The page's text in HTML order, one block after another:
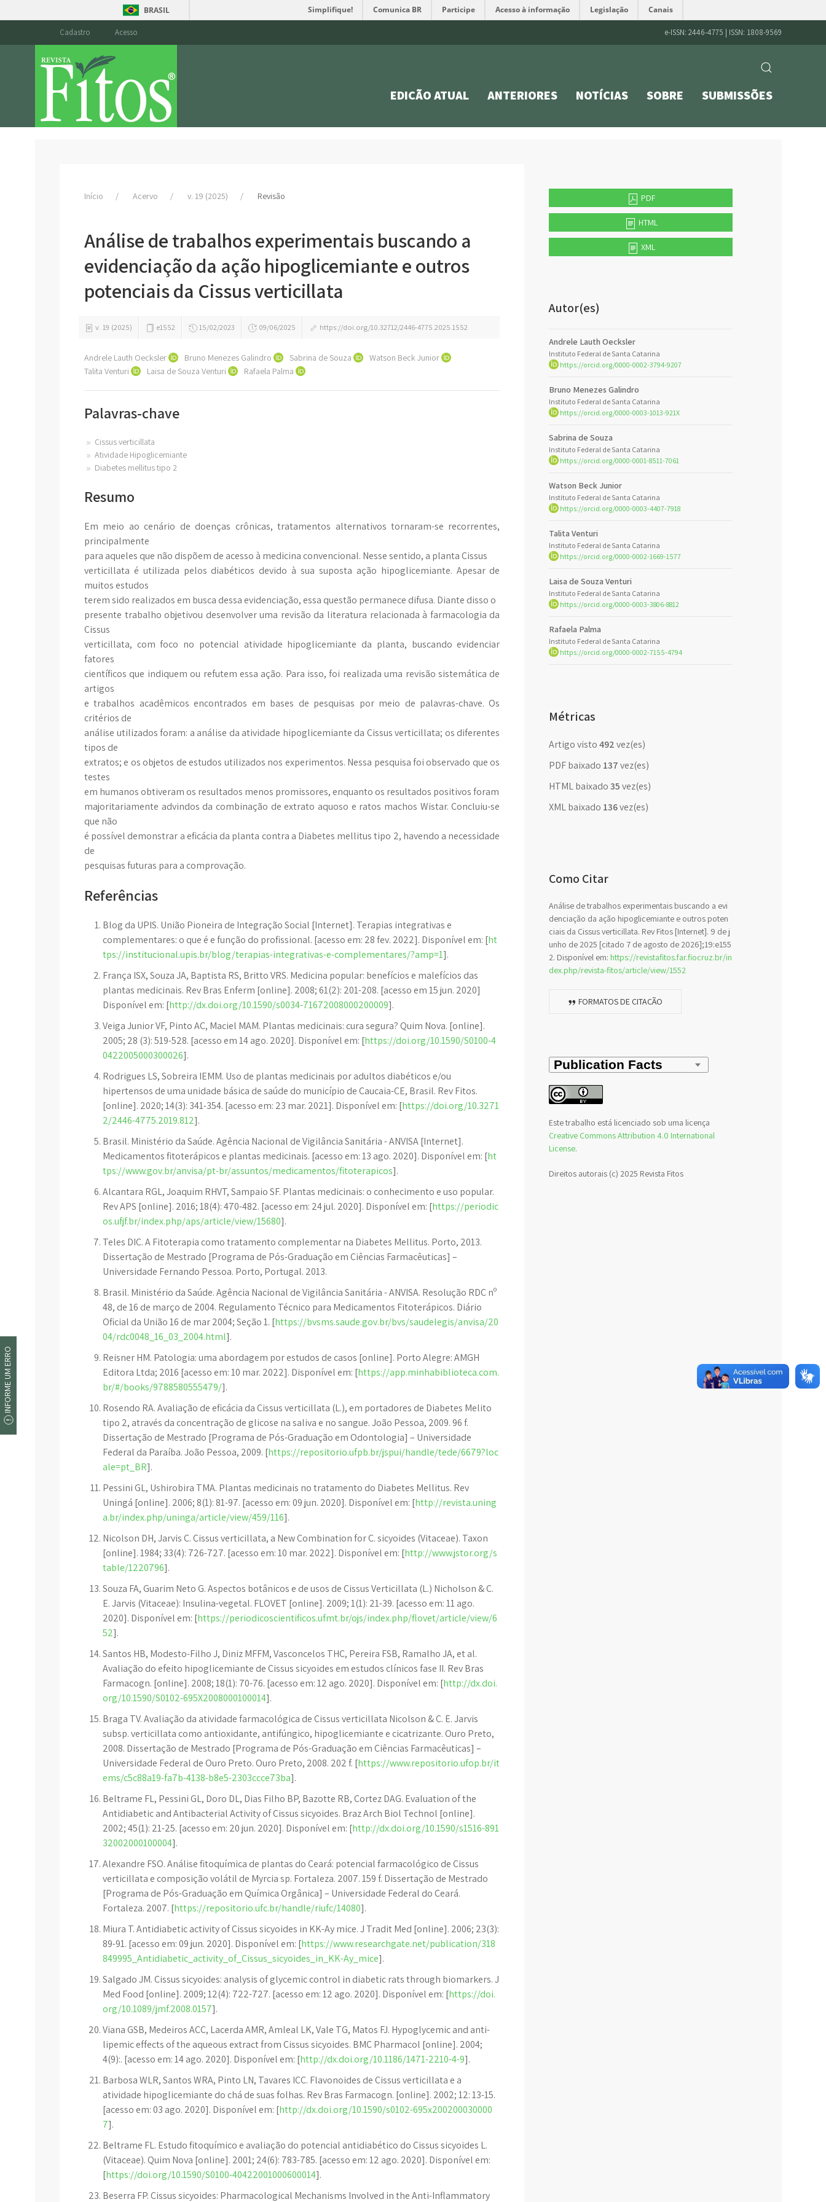
BRASIL Simplifique! Comunica BR Participe Acesso à informação Legislação Canais
Cadastro Acesso e-ISSN: 2446-4775 | ISSN: 1808-9569
EDIÇÃO ATUAL ANTERIORES NOTÍCIAS SOBRE SUBMISSÕES
Início Acervo v. 19 (2025) Revisão
Análise de trabalhos experimentais buscando a
evidenciação da ação hipoglicemiante e outros
potenciais da Cissus verticillata
v. 19 (2025) e1552 15/02/2023 09/06/2025 https://doi.org/10.32712/2446-4775.2025.1552
Andrele Lauth Oecksler Bruno Menezes Galindro Sabrina de Souza
Watson Beck Junior
Talita Venturi
Laisa de Souza Venturi Rafaela Palma
Palavras-chave
Cissus verticillata
Atividade Hipoglicemiante
Diabetes mellitus tipo 2
Resumo
Em meio ao cenário de doenças crônicas, tratamentos alternativos tornaram-se recorrentes,
principalmente
para aqueles que não dispõem de acesso à medicina convencional. Nesse sentido, a planta Cissus
verticillata é utilizada pelos diabéticos devido à sua suposta ação hipoglicemiante. Apesar de
muitos estudos
terem sido realizados em busca dessa evidenciação, essa questão permanece difusa. Diante disso o
presente trabalho objetivou desenvolver uma revisão da literatura relacionada à farmacologia da
Cissus
verticillata, com foco no potencial atividade hipoglicemiante da planta, buscando evidenciar
fatores
científicos que indiquem ou refutem essa ação. Para isso, foi realizada uma revisão sistemática de
artigos
e trabalhos acadêmicos encontrados em bases de pesquisas por meio de palavras-chave. Os
critérios de
análise utilizados foram: a análise da atividade hipoglicemiante da Cissus verticillata; os diferentes
tipos de
extratos; e os objetos de estudos utilizados nos experimentos. Nessa pesquisa foi observado que os
testes
em humanos obtiveram os resultados menos promissores, enquanto os resultados positivos foram
majoritariamente advindos da combinação de extrato aquoso e ratos machos Wistar. Concluiu-se
que não
é possível demonstrar a eficácia da planta contra a Diabetes mellitus tipo 2, havendo a necessidade
de
pesquisas futuras para a comprovação.
Referências
Blog da UPIS. União Pioneira de Integração Social [Internet]. Terapias integrativas e
complementares: o que é e função do profissional. [acesso em: 28 fev. 2022]. Disponível em: [ht
tps://institucional.upis.br/blog/terapias-integrativas-e-complementares/?amp=1].
França ISX, Souza JA, Baptista RS, Britto VRS. Medicina popular: benefícios e malefícios das
plantas medicinais. Rev Bras Enferm [online]. 2008; 61(2): 201-208. [acesso em 15 jun. 2020]
Disponível em: [http://dx.doi.org/10.1590/s0034-71672008000200009].
Veiga Junior VF, Pinto AC, Maciel MAM. Plantas medicinais: cura segura? Quim Nova. [online].
2005; 28 (3): 519-528. [acesso em 14 ago. 2020]. Disponível em: [https://doi.org/10.1590/S0100-4
0422005000300026].
Rodrigues LS, Sobreira IEMM. Uso de plantas medicinais por adultos diabéticos e/ou
hipertensos de uma unidade básica de saúde do município de Caucaia-CE, Brasil. Rev Fitos.
[online]. 2020; 14(3): 341-354. [acesso em: 23 mar. 2021]. Disponível em: [https://doi.org/10.3271
2/2446-4775.2019.812].
Brasil. Ministério da Saúde. Agência Nacional de Vigilância Sanitária - ANVISA [Internet].
Medicamentos fitoterápicos e plantas medicinais. [acesso em: 13 ago. 2020]. Disponível em: [ht
tps://www.gov.br/anvisa/pt-br/assuntos/medicamentos/fitoterapicos].
Alcantara RGL, Joaquim RHVT, Sampaio SF. Plantas medicinais: o conhecimento e uso popular.
Rev APS [online]. 2016; 18(4): 470-482. [acesso em: 24 jul. 2020]. Disponível em: [https://periodic
os.ufjf.br/index.php/aps/article/view/15680].
Teles DIC. A Fitoterapia como tratamento complementar na Diabetes Mellitus. Porto, 2013.
Dissertação de Mestrado [Programa de Pós-Graduação em Ciências Farmacêuticas] –
Universidade Fernando Pessoa. Porto, Portugal. 2013.
Brasil. Ministério da Saúde. Agência Nacional de Vigilância Sanitária - ANVISA. Resolução RDC nº
48, de 16 de março de 2004. Regulamento Técnico para Medicamentos Fitoterápicos. Diário
Oficial da União 16 de mar 2004; Seção 1. [https://bvsms.saude.gov.br/bvs/saudelegis/anvisa/20
04/rdc0048_16_03_2004.html].
Reisner HM. Patologia: uma abordagem por estudos de casos [online]. Porto Alegre: AMGH
Editora Ltda; 2016 [acesso em: 10 mar. 2022]. Disponível em: [https://app.minhabiblioteca.com.
br/#/books/9788580555479/].
Rosendo RA. Avaliação de eficácia da Cissus verticillata (L.), em portadores de Diabetes Melito
tipo 2, através da concentração de glicose na saliva e no sangue. João Pessoa, 2009. 96 f.
Dissertação de Mestrado [Programa de Pós-Graduação em Odontologia] – Universidade
Federal da Paraíba. João Pessoa, 2009. [https://repositorio.ufpb.br/jspui/handle/tede/6679?loc
ale=pt_BR].
Pessini GL, Ushirobira TMA. Plantas medicinais no tratamento do Diabetes Mellitus. Rev
Uningá [online]. 2006; 8(1): 81-97. [acesso em: 09 jun. 2020]. Disponível em: [http://revista.uning
a.br/index.php/uninga/article/view/459/116].
Nicolson DH, Jarvis C. Cissus verticillata, a New Combination for C. sicyoides (Vitaceae). Taxon
[online]. 1984; 33(4): 726-727. [acesso em: 10 mar. 2022]. Disponível em: [http://www.jstor.org/s
table/1220796].
Souza FA, Guarim Neto G. Aspectos botânicos e de usos de Cissus Verticillata (L.) Nicholson & C.
E. Jarvis (Vitaceae): Insulina-vegetal. FLOVET [online]. 2009; 1(1): 21-39. [acesso em: 11 ago.
2020]. Disponível em: [https://periodicoscientificos.ufmt.br/ojs/index.php/flovet/article/view/6
52].
Santos HB, Modesto-Filho J, Diniz MFFM, Vasconcelos THC, Pereira FSB, Ramalho JA, et al.
Avaliação do efeito hipoglicemiante de Cissus sicyoides em estudos clínicos fase II. Rev Bras
Farmacogn. [online]. 2008; 18(1): 70-76. [acesso em: 12 ago. 2020]. Disponível em: [http://dx.doi.
org/10.1590/S0102-695X2008000100014].
Braga TV. Avaliação da atividade farmacológica de Cissus verticillata Nicolson & C. E. Jarvis
subsp. verticillata como antioxidante, antifúngico, hipoglicemiante e cicatrizante. Ouro Preto,
2008. Dissertação de Mestrado [Programa de Pós-Graduação em Ciências Farmacêuticas] –
Universidade Federal de Ouro Preto. Ouro Preto, 2008. 202 f. [https://www.repositorio.ufop.br/it
ems/c5c88a19-fa7b-4138-b8e5-2303ccce73ba].
Beltrame FL, Pessini GL, Doro DL, Dias Filho BP, Bazotte RB, Cortez DAG. Evaluation of the
Antidiabetic and Antibacterial Activity of Cissus sicyoides. Braz Arch Biol Technol [online].
2002; 45(1): 21-25. [acesso em: 20 jun. 2020]. Disponível em: [http://dx.doi.org/10.1590/s1516-891
32002000100004].
Alexandre FSO. Análise fitoquímica de plantas do Ceará: potencial farmacológico de Cissus
verticillata e composição volátil de Myrcia sp. Fortaleza. 2007. 159 f. Dissertação de Mestrado
[Programa de Pós-Graduação em Química Orgânica] – Universidade Federal do Ceará.
Fortaleza. 2007. [https://repositorio.ufc.br/handle/riufc/14080].
Miura T. Antidiabetic activity of Cissus sicyoides in KK-Ay mice. J Tradit Med [online]. 2006; 23(3):
89-91. [acesso em: 09 jun. 2020]. Disponível em: [https://www.researchgate.net/publication/318
849995_Antidiabetic_activity_of_Cissus_sicyoides_in_KK-Ay_mice].
Salgado JM. Cissus sicyoides: analysis of glycemic control in diabetic rats through biomarkers. J
Med Food [online]. 2009; 12(4): 722-727. [acesso em: 12 ago. 2020]. Disponível em: [https://doi.
org/10.1089/jmf.2008.0157].
Viana GSB, Medeiros ACC, Lacerda AMR, Amleal LK, Vale TG, Matos FJ. Hypoglycemic and anti-
lipemic effects of the aqueous extract from Cissus sicyoides. BMC Pharmacol [online]. 2004;
4(9):. [acesso em: 14 ago. 2020]. Disponível em: [http://dx.doi.org/10.1186/1471-2210-4-9].
Barbosa WLR, Santos WRA, Pinto LN, Tavares ICC. Flavonoides de Cissus verticillata e a
atividade hipoglicemiante do chá de suas folhas. Rev Bras Farmacogn. [online]. 2002; 12: 13-15.
[acesso em: 03 ago. 2020]. Disponível em: [http://dx.doi.org/10.1590/s0102-695x200200030000
7].
Beltrame FL. Estudo fitoquímico e avaliação do potencial antidiabético do Cissus sicyoides L.
(Vitaceae). Quim Nova [online]. 2001; 24(6): 783-785. [acesso em: 12 ago. 2020]. Disponível em:
[https://doi.org/10.1590/S0100-40422001000600014].
Beserra FP. Cissus sicyoides: Pharmacological Mechanisms Involved in the Anti-Inflammatory
PDF
HTML
XML
Autor(es)
Andrele Lauth Oecksler
Instituto Federal de Santa Catarina
https://orcid.org/0000-0002-3794-9207
Bruno Menezes Galindro
Instituto Federal de Santa Catarina
https://orcid.org/0000-0003-1013-921X
Sabrina de Souza
Instituto Federal de Santa Catarina
https://orcid.org/0000-0001-8511-7061
Watson Beck Junior
Instituto Federal de Santa Catarina
https://orcid.org/0000-0003-4407-7918
Talita Venturi
Instituto Federal de Santa Catarina
https://orcid.org/0000-0002-1669-1577
Laisa de Souza Venturi
Instituto Federal de Santa Catarina
https://orcid.org/0000-0003-3806-8812
Rafaela Palma
Instituto Federal de Santa Catarina
https://orcid.org/0000-0002-7155-4794
Métricas
Artigo visto492vez(es)
PDF baixado 137vez(es)
HTML baixado 35vez(es)
XML baixado 136vez(es)
Como Citar
Análise de trabalhos experimentais buscando a evi
denciação da ação hipoglicemiante e outros poten
ciais da Cissus verticillata. Rev Fitos [Internet]. 9 de j
unho de 2025 [citado 7 de agosto de 2026];19:e155
2. Disponível em: https://revistafitos.far.fiocruz.br/in
dex.php/revista-fitos/article/view/1552
FORMATOS DE CITAÇÃO
Este trabalho está licenciado sob uma licença
Creative Commons Attribution 4.0 International
License.
Direitos autorais (c) 2025 Revista Fitos
INFORME UM ERRO